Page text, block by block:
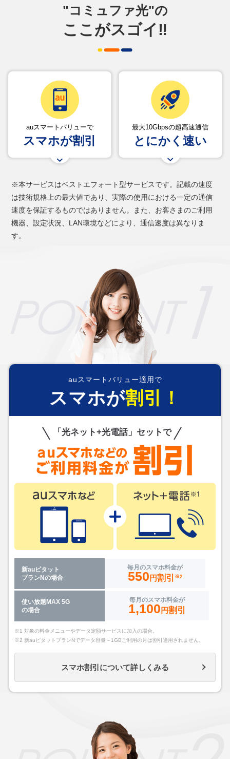
"コミュファ光"の
ここがスゴイ‼
auスマートバリューで
スマホが割引
最大10Gbpsの超高速通信
とにかく速い
※本サービスはベストエフォート型サービスです。記載の速度
は技術規格上の最大値であり、実際の使用における一定の通信
速度を保証するものではありません。また、お客さまのご利用
機器、設定状況、LAN環境などにより、通信速度は異なりま
す。
auスマートバリュー適用で
スマホが割引！
「光ネット+光電話」セットで
新auピタット
プランNの場合
毎月のスマホ料金が
550 円割引 ※2
使い放題MAX 5G
の場合
毎月のスマホ料金が
1,100 円割引
※1 対象の料金メニューやデータ定額サービスに加入の場合。
※2 新auピタットプランNでデータ容量～1GBご利用の月は割引適用されません。
スマホ割引について詳しくみる